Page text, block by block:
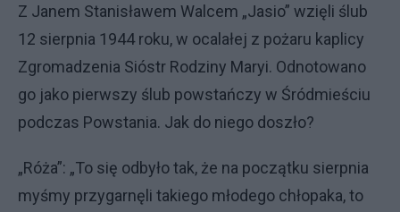
Z Janem Stanisławem Walcem „Jasio” wzięli ślub
12 sierpnia 1944 roku, w ocalałej z pożaru kaplicy
Zgromadzenia Sióstr Rodziny Maryi. Odnotowano
go jako pierwszy ślub powstańczy w Śródmieściu
podczas Powstania. Jak do niego doszło?
„Róża”: „To się odbyło tak, że na początku sierpnia
myśmy przygarnęli takiego młodego chłopaka, to